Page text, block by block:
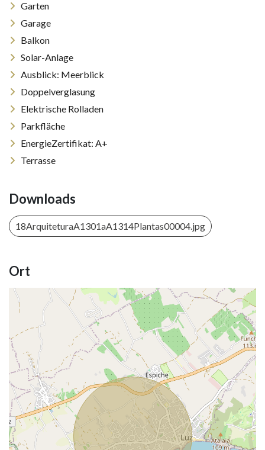
Garten
Garage
Balkon
Solar-Anlage
Ausblick: Meerblick
Doppelverglasung
Elektrische Rolladen
Parkfläche
EnergieZertifikat: A+
Terrasse
Downloads
18ArquiteturaA1301aA1314Plantas00004.jpg
Ort